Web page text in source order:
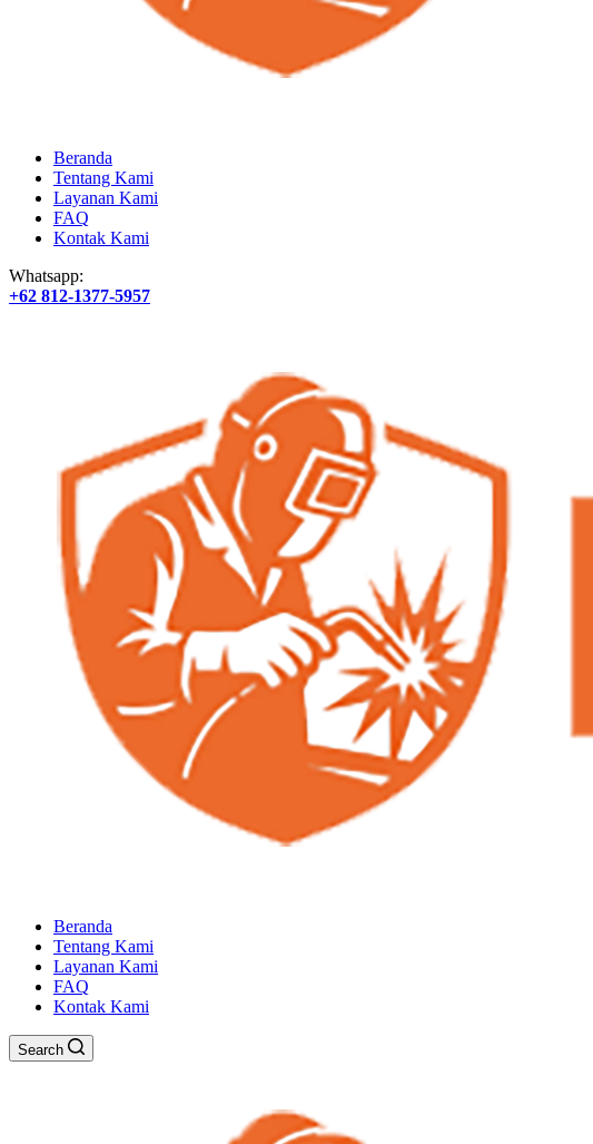
Beranda
Tentang Kami
Layanan Kami
FAQ
Kontak Kami
Whatsapp:
+62 812-1377-5957
Beranda
Tentang Kami
Layanan Kami
FAQ
Kontak Kami
Search